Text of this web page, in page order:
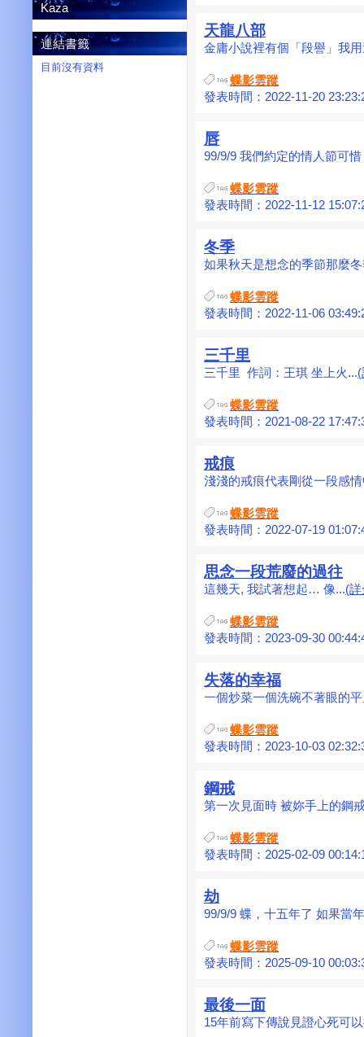
天龍八部
金庸小說裡有個「段譽」我
蝶影雲蹤
發表時間：2022-11-20
唇
99/9/9 我們約定的情人節可
蝶影雲蹤
發表時間：2022-11-12
冬季
如果秋天是想念的季節那麼
蝶影雲蹤
發表時間：2022-11-06
三千里
三千里 作詞：王琪 坐上火...
蝶影雲蹤
發表時間：2021-08-22
戒痕
淺淺的戒痕代表剛從一段感
蝶影雲蹤
發表時間：2022-07-19
思念一段荒廢的過往
這幾天, 我試著想起… 像...(
蝶影雲蹤
發表時間：2023-09-30
失落的幸福
一個炒菜一個洗碗不著眼的
蝶影雲蹤
發表時間：2023-10-03
鋼戒
第一次見面時 被妳手上的鋼
蝶影雲蹤
發表時間：2025-02-09
劫
99/9/9 蝶，十五年了 如果當
蝶影雲蹤
發表時間：2025-09-10
最後一面
15年前寫下傳說見證心死可
Kaza
連結書籤
目前沒有資料